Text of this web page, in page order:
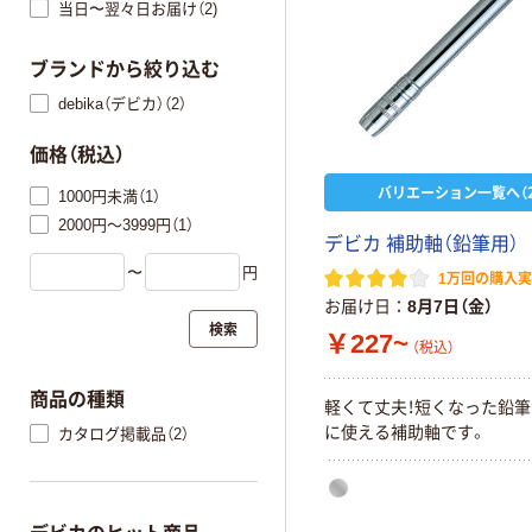
バリエーション一覧へ（2
デビカ 補助軸（鉛筆用）
1万回の購入
お届け日 8月7日（金）
￥227~ （税込）
軽くて丈夫！短くなった鉛
に使える補助軸です。
当日〜翌々日お届け（2)
ブランドから絞り込む
debika（デビカ）（2）
価格（税込）
1000円未満（1）
2000円～3999円（1）
〜 円
検索
商品の種類
カタログ掲載品（2）